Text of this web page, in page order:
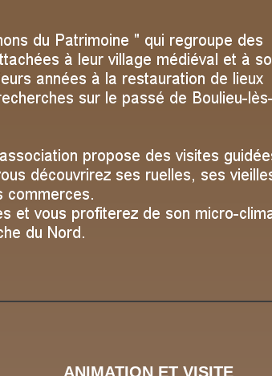
ANIMATION ET VISITE